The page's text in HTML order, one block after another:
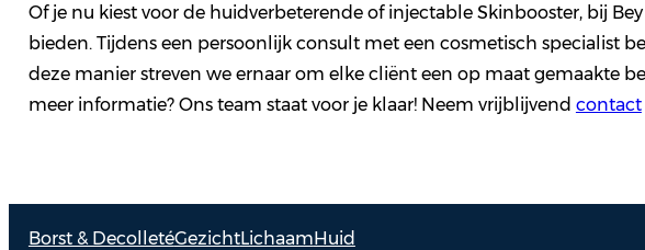
Of je nu kiest voor de huidverbeterende of injectable Skinbooster, bij
bieden. Tijdens een persoonlijk consult met een cosmetisch specialist
deze manier streven we ernaar om elke cliënt een op maat gemaakte
meer informatie? Ons team staat voor je klaar! Neem vrijblijvend contact
Borst & DecolletéGezichtLichaamHuid